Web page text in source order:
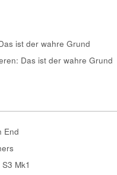
ist der wahre Grund
Das ist der wahre Grund
End
Mk1